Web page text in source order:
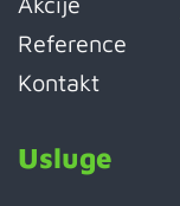
Reference
Kontakt
Usluge